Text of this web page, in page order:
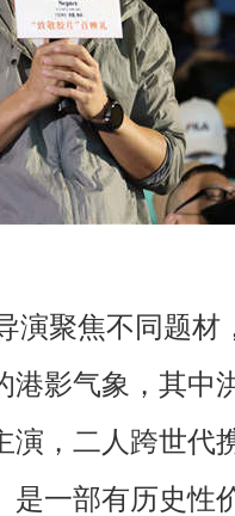
演聚焦不同题
港影气象，其中
演，二人跨世代
是一部有历史性